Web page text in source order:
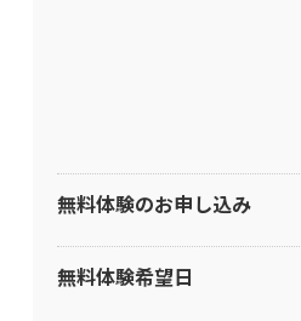
無料体験のお申し込み
無料体験希望日